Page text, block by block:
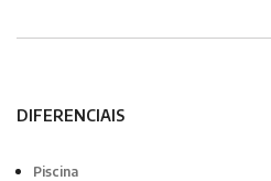
DIFERENCIAIS
Piscina